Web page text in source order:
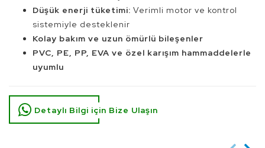
Düşük enerji tüketimi: Verimli motor ve kontrol
sistemiyle desteklenir
Kolay bakım ve uzun ömürlü bileşenler
PVC, PE, PP, EVA ve özel karışım hammaddelerle
uyumlu
Detaylı Bilgi için Bize Ulaşın